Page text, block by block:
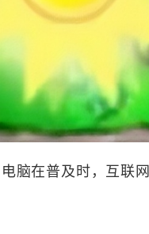
脑在普及时，互联